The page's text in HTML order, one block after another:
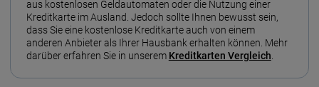
aus kostenlosen Geldautomaten oder die Nutzung einer
Kreditkarte im Ausland. Jedoch sollte Ihnen bewusst sein,
dass Sie eine kostenlose Kreditkarte auch von einem
anderen Anbieter als Ihrer Hausbank erhalten können. Mehr
darüber erfahren Sie in unserem Kreditkarten Vergleich.